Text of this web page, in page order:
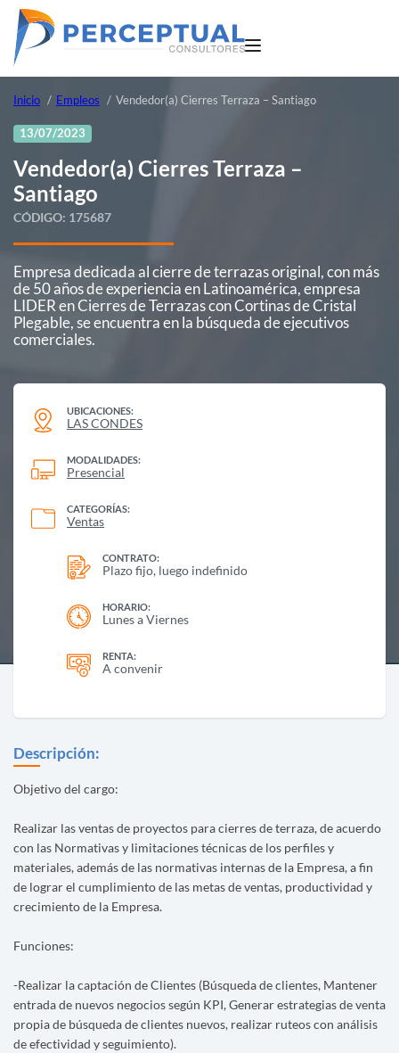
Inicio Empleos Vendedor(a) Cierres Terraza – Santiago
13/07/2023
Vendedor(a) Cierres Terraza –
Santiago
CÓDIGO: 175687
Empresa dedicada al cierre de terrazas original, con más
de 50 años de experiencia en Latinoamérica, empresa
LIDER en Cierres de Terrazas con Cortinas de Cristal
Plegable, se encuentra en la búsqueda de ejecutivos
comerciales.
UBICACIONES:
LAS CONDES
MODALIDADES:
Presencial
CATEGORÍAS:
Ventas
CONTRATO:
Plazo fijo, luego indefinido
HORARIO:
Lunes a Viernes
RENTA:
A convenir
Descripción:
Objetivo del cargo:
Realizar las ventas de proyectos para cierres de terraza, de acuerdo
con las Normativas y limitaciones técnicas de los perfiles y
materiales, además de las normativas internas de la Empresa, a fin
de lograr el cumplimiento de las metas de ventas, productividad y
crecimiento de la Empresa.
Funciones:
-Realizar la captación de Clientes (Búsqueda de clientes, Mantener
entrada de nuevos negocios según KPI, Generar estrategias de venta
propia de búsqueda de clientes nuevos, realizar ruteos con análisis
de efectividad y seguimiento).